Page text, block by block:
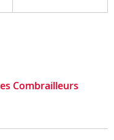
Combrailleurs